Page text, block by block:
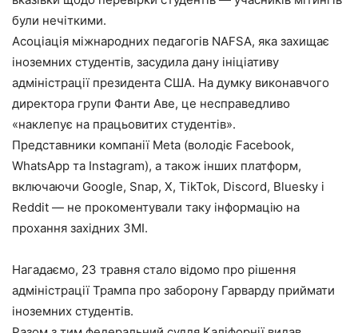
були нечіткими.
Асоціація міжнародних педагогів NAFSA, яка захищає
іноземних студентів, засудила дану ініціативу
адміністрації президента США. На думку виконавчого
директора групи Фанти Аве, це несправедливо
«наклепує на працьовитих студентів».
Представники компанії Meta (володіє Facebook,
WhatsApp та Instagram), а також інших платформ,
включаючи Google, Snap, X, TikTok, Discord, Bluesky і
Reddit — не прокоментували таку інформацію на
прохання західних ЗМІ.
Нагадаємо, 23 травня стало відомо про рішення
адміністрації Трампа про заборону Гарварду приймати
іноземних студентів.